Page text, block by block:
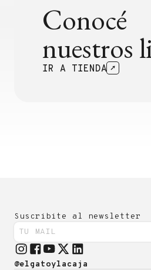
Conocé
nuestros
IR A TIENDA
Suscribite al newsletter
@elgatoylacaja